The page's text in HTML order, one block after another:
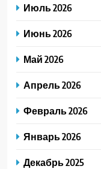
Июль 2026
Июнь 2026
Май 2026
Апрель 2026
Февраль 2026
Январь 2026
Декабрь 2025